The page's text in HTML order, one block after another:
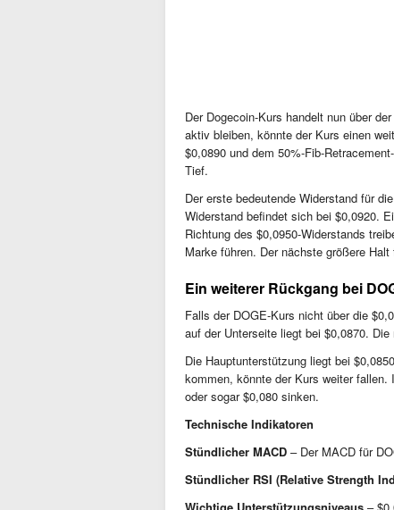
Der Dogecoin-Kurs handelt nun über
aktiv bleiben, könnte der Kurs einen
$0,0890 und dem 50%-Fib-
Tief.
Der erste bedeutende Widerstand für
Widerstand befindet sich bei $0,0920.
Richtung des $0,0950-Widerstands
Marke führen. Der nächste größere
Ein weiterer Rückgang bei
Falls der DOGE-Kurs nicht über die
auf der Unterseite liegt bei $0,0870.
Die Hauptunterstützung liegt bei
kommen, könnte der Kurs weiter
oder sogar $0,080 sinken.
Technische Indikatoren
Stündlicher MACD – Der MACD für
Stündlicher RSI (Relative Strength